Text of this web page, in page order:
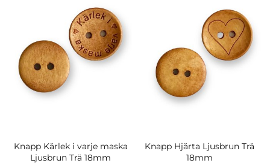
Knapp Kärlek i varje maska
Ljusbrun Trä 18mm
Knapp Hjärta Ljusbrun Trä
18mm